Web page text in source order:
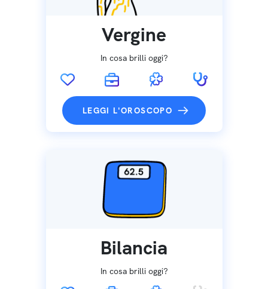
Vergine
In cosa brilli oggi?
LEGGI L'OROSCOPO
Bilancia
In cosa brilli oggi?